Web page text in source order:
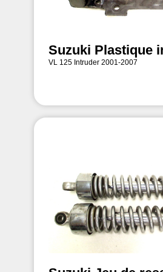
Suzuki Plastique
VL 125 Intruder 2001-2007